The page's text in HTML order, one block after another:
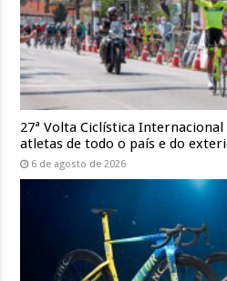
27ª Volta Ciclística Internacional
atletas de todo o país e do
6 de agosto de 2026